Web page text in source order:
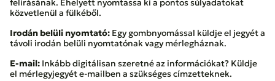
felírásának. Ehelyett nyomtassa ki a pontos súlyadatokat
közvetlenül a fülkéből.
Irodán belüli nyomtató: Egy gombnyomással küldje el jegyét a
távoli irodán belüli nyomtatónak vagy mérlegháznak.
E-mail: Inkább digitálisan szeretné az információkat? Küldje
el mérlegyjegyét e-mailben a szükséges címzetteknek.